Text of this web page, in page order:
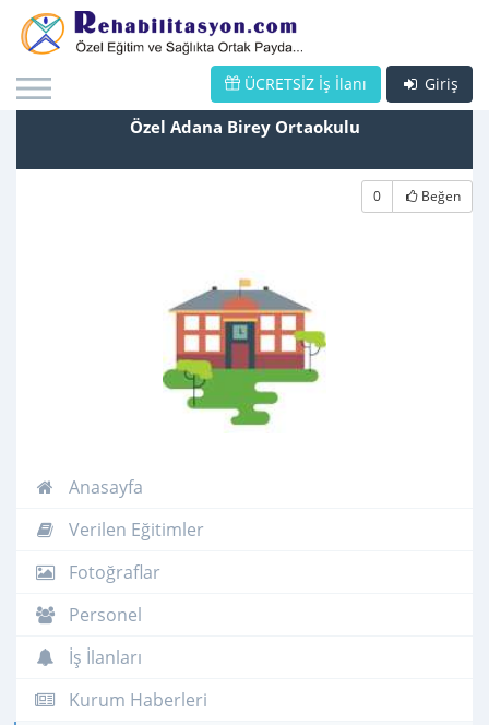
Giriş
ÜCRETSİZ İş İlanı
Özel Adana Birey Ortaokulu
0 Beğen
Anasayfa
Verilen Eğitimler
Fotoğraflar
Personel
İş İlanları
Kurum Haberleri